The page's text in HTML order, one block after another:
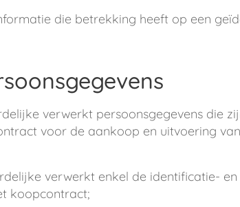
die betrekking heeft op een
verwerkt persoonsgegevens die
voor de aankoop en uitvoering
verwerkt enkel de identificatie-
koopcontract;